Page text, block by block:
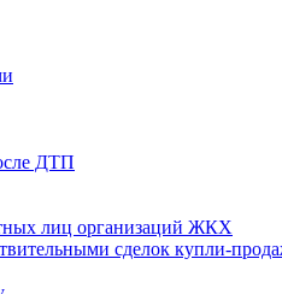
ДТП
лиц организаций ЖКХ
сделок купли-